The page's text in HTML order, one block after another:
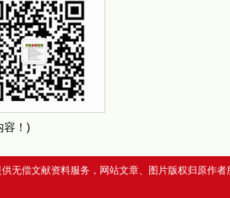
容！)
无偿文献资料服务，网站文章、图片版权归原作者